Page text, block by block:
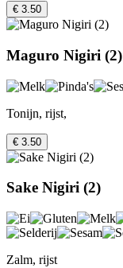
€ 3.50
Maguro Nigiri (2)
Tonijn, rijst,
€ 3.50
Sake Nigiri (2)
Zalm, rijst